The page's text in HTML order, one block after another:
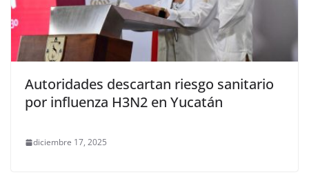
Autoridades descartan riesgo sanitario
por influenza H3N2 en Yucatán
diciembre 17, 2025